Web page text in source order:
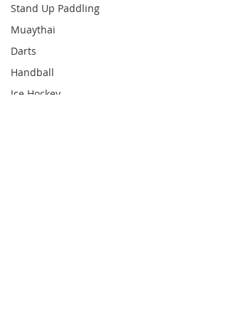
Stand Up Paddling
Muaythai
Darts
Handball
Ice Hockey